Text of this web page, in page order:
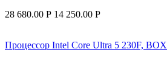
28 680.00 Р 14 250.00 Р
Процессор Intel Core Ultra 5 230F, BOX